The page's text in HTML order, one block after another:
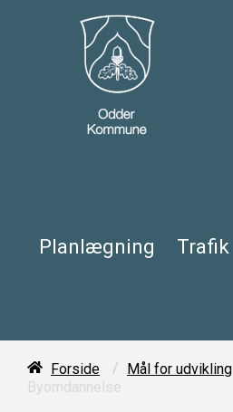
Planlægning Trafik
Forside / Mål for udvikling
Byomdannelse